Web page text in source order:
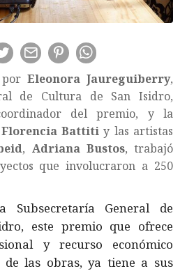
Eleonora Jaureguiberry,
de Cultura de San Isidro,
del premio, y la
Florencia Battiti y las artistas
, Adriana Bustos, trabajó
que involucraron a 250
Subsecretaría General de
este premio que ofrece
y recurso económico
las obras, ya tiene a sus